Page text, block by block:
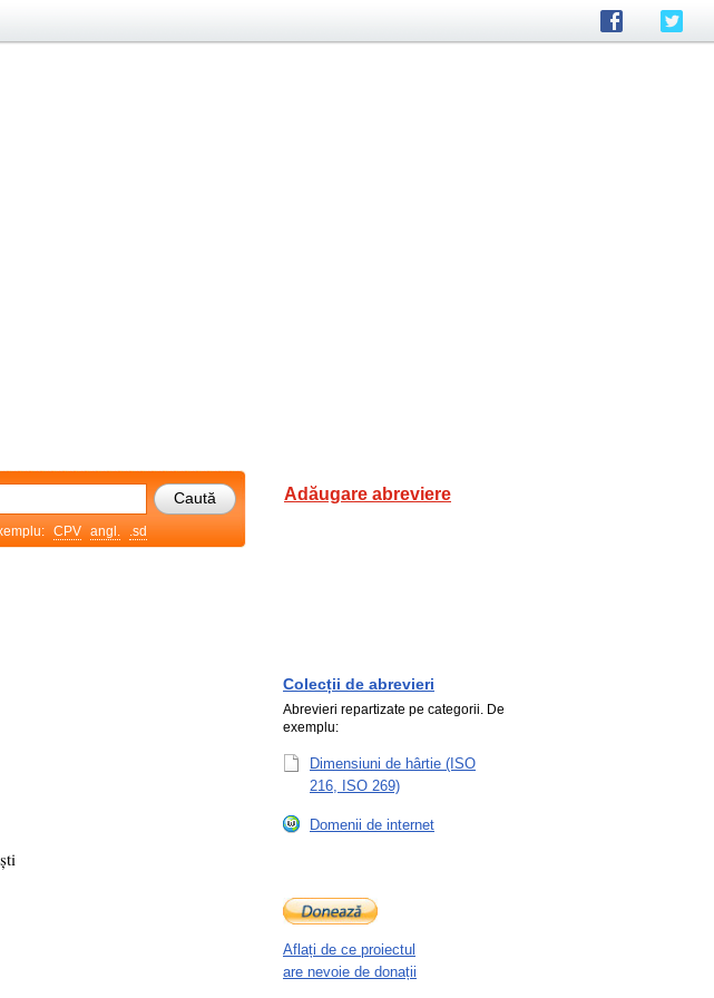
CPV angl. .sd
Adăugare abreviere
Colecții de abrevieri
Abrevieri repartizate pe categorii. De
exemplu:
Dimensiuni de hârtie (ISO
216, ISO 269)
Domenii de internet
Aflați de ce proiectul
are nevoie de donații